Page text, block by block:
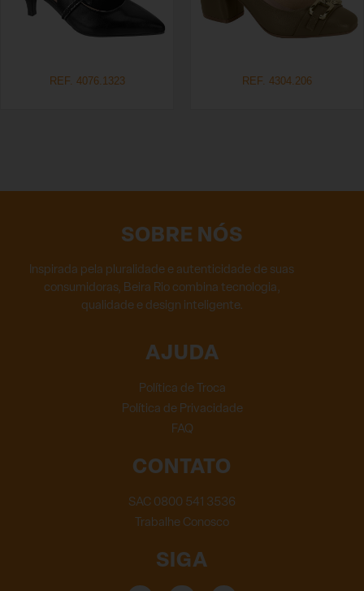
REF. 4076.1323 REF. 4304.206
SOBRE NÓS
Inspirada pela pluralidade e autenticidade de suas
consumidoras, Beira Rio combina tecnologia,
qualidade e design inteligente.
AJUDA
Política de Troca
Política de Privacidade
FAQ
CONTATO
SAC 0800 541 3536
Trabalhe Conosco
SIGA